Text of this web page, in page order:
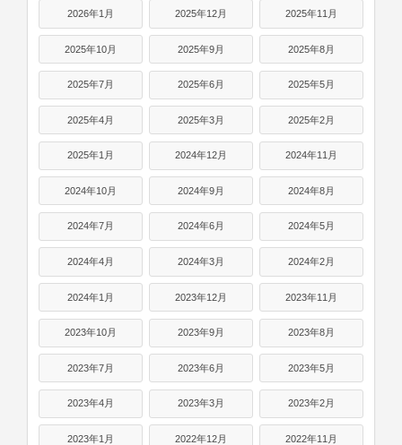
2026年1月 2025年12月 2025年11月
2025年10月 2025年9月 2025年8月
2025年7月 2025年6月 2025年5月
2025年4月 2025年3月 2025年2月
2025年1月 2024年12月 2024年11月
2024年10月 2024年9月 2024年8月
2024年7月 2024年6月 2024年5月
2024年4月 2024年3月 2024年2月
2024年1月 2023年12月 2023年11月
2023年10月 2023年9月 2023年8月
2023年7月 2023年6月 2023年5月
2023年4月 2023年3月 2023年2月
2023年1月 2022年12月 2022年11月